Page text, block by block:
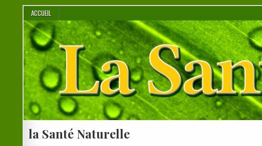
ACCUEIL
la Santé Naturelle